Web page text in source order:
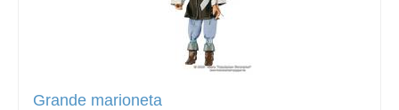
Grande marioneta